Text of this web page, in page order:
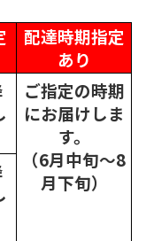
配達時期指定
あり
ご指定の時期
にお届けしま
す。
（6月中旬～8
月下旬）